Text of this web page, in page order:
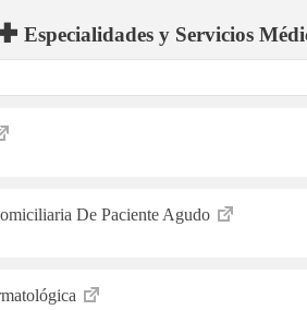
Especialidades y Servicios
De Paciente Agudo